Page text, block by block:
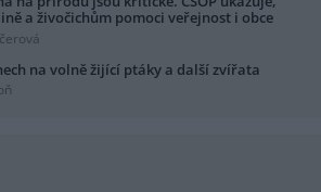
a živočichům pomoci veřejnost i obce
na volně žijící ptáky a další zvířata